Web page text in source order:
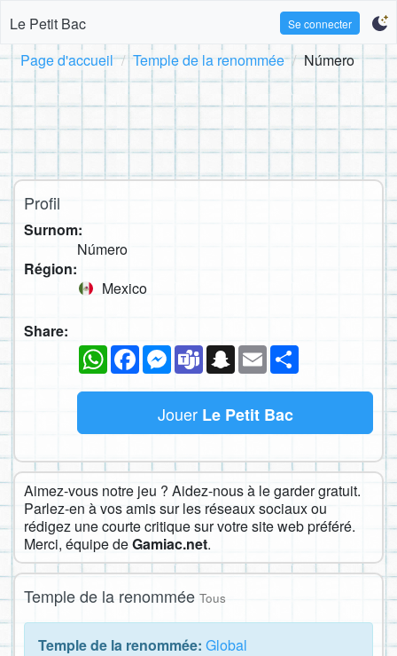
Le Petit Bac Se connecter
Page d'accueil Temple de la renommée Número
Profil
Surnom:
Número
Région:
Mexico
Share:
WhatsAppFacebookMessenger
TeamsSnapchat
Email
Jouer Le Petit Bac
Aimez-vous notre jeu ? Aidez-nous à le garder gratuit.
Parlez-en à vos amis sur les réseaux sociaux ou
rédigez une courte critique sur votre site web préféré.
Merci, équipe deGamiac.net.
Temple de la renommée Tous
Temple de la renommée: Global